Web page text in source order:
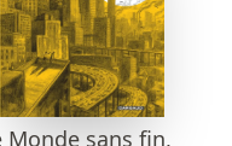
Monde sans fin,